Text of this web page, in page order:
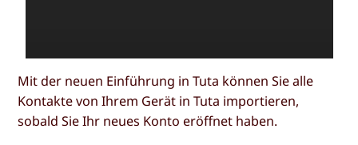
Mit der neuen Einführung in Tuta können Sie alle
Kontakte von Ihrem Gerät in Tuta importieren,
sobald Sie Ihr neues Konto eröffnet haben.